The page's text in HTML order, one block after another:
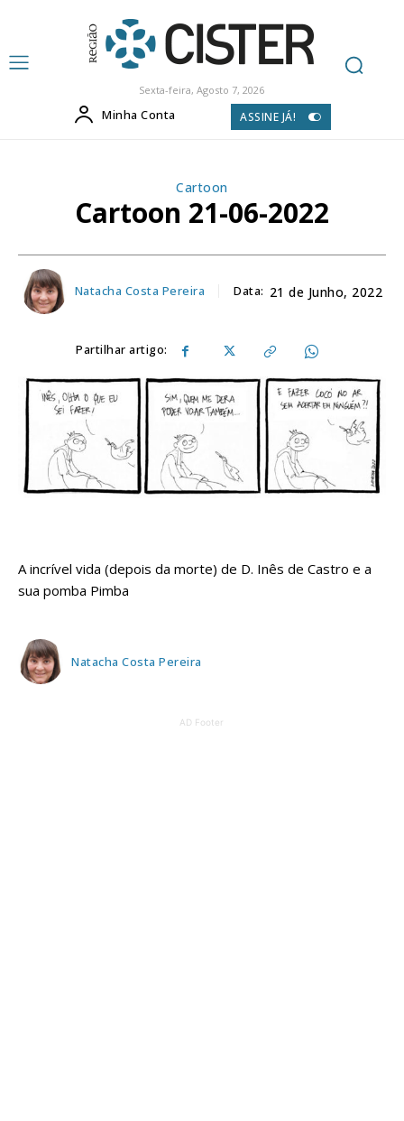
Sexta-feira, Agosto 7, 2026
Minha Conta ASSINE JÁ!
Cartoon
Cartoon 21-06-2022
Natacha Costa Pereira Data: 21 de Junho, 2022
Partilhar artigo:
A incrível vida (depois da morte) de D. Inês de Castro e a
sua pomba Pimba
Natacha Costa Pereira
AD Footer